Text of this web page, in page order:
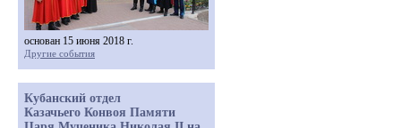
основан 15 июня 2018 г.
Другие события
Кубанский отдел
Казачьего Конвоя Памяти